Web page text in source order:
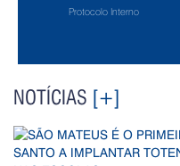
Protocolo Interno
NOTÍCIAS [+]